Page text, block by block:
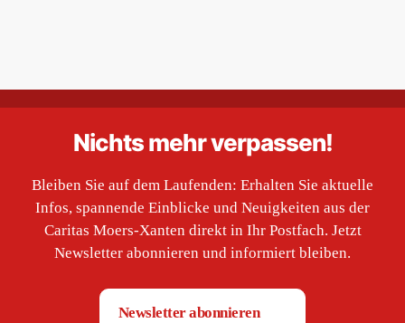
Nichts mehr verpassen!
Bleiben Sie auf dem Laufenden: Erhalten Sie aktuelle
Infos, spannende Einblicke und Neuigkeiten aus der
Caritas Moers-Xanten direkt in Ihr Postfach. Jetzt
Newsletter abonnieren und informiert bleiben.
Newsletter abonnieren